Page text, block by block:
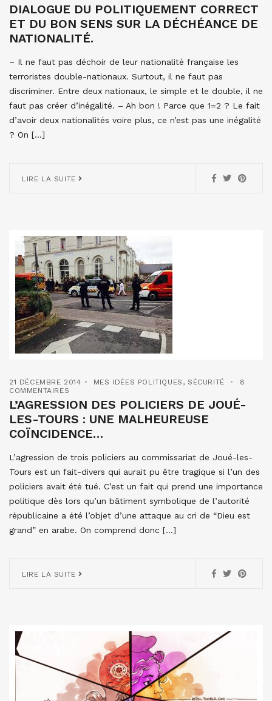
DIALOGUE DU POLITIQUEMENT CORRECT
ET DU BON SENS SUR LA DÉCHÉANCE DE
NATIONALITÉ.
– Il ne faut pas déchoir de leur nationalité française les
terroristes double-nationaux. Surtout, il ne faut pas
discriminer. Entre deux nationaux, le simple et le double, il ne
faut pas créer d’inégalité. – Ah bon ! Parce que 1=2 ? Le fait
d’avoir deux nationalités voire plus, ce n’est pas une inégalité
? On […]
LIRE LA SUITE
21 DÉCEMBRE 2014 MES IDÉES POLITIQUES , SÉCURITÉ
8
COMMENTAIRES
L’AGRESSION DES POLICIERS DE JOUÉ-
LES-TOURS : UNE MALHEUREUSE
COÏNCIDENCE…
L’agression de trois policiers au commissariat de Joué-les-
Tours est un fait-divers qui aurait pu être tragique si l’un des
policiers avait été tué. C’est un fait qui prend une importance
politique dès lors qu’un bâtiment symbolique de l’autorité
républicaine a été l’objet d’une attaque au cri de “Dieu est
grand” en arabe. On comprend donc […]
LIRE LA SUITE